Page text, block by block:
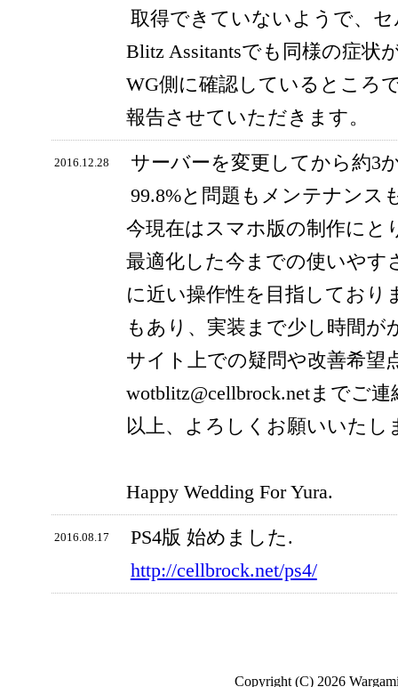
取得できていないようで、
Blitz Assitantsでも同様の症状
WG側に確認しているところ
報告させていただきます。
2016.12.28
サーバーを変更してから約3
99.8%と問題もメンテナンス
今現在はスマホ版の制作に
最適化した今までの使いや
に近い操作性を目指しており
もあり、実装まで少し時間が
サイト上での疑問や改善希望
wotblitz@cellbrock.netまでご
以上、よろしくお願いいたし
Happy Wedding For Yura.
2016.08.17
PS4版 始めました.
http://cellbrock.net/ps4/
Copyright (C) 2026